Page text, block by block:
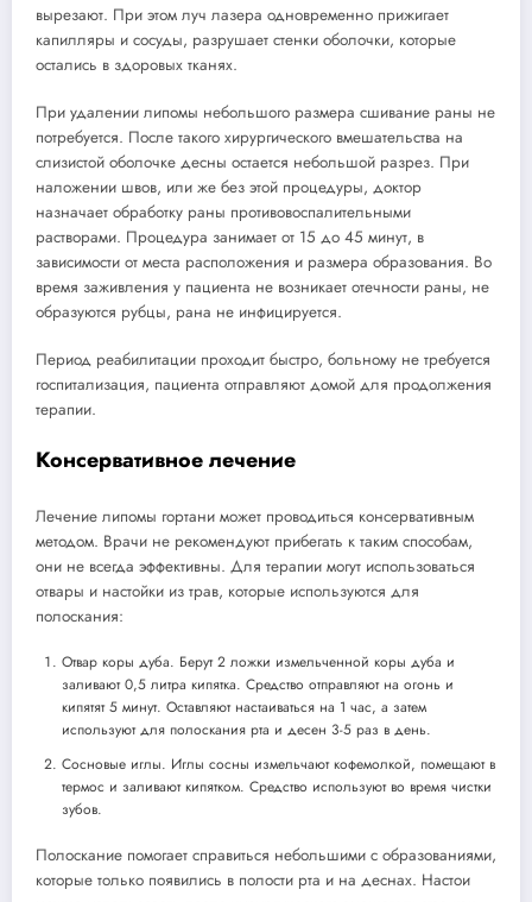
вырезают. При этом луч лазера одновременно прижигает
капилляры и сосуды, разрушает стенки оболочки, которые
остались в здоровых тканях.
При удалении липомы небольшого размера сшивание раны не
потребуется. После такого хирургического вмешательства на
слизистой оболочке десны остается небольшой разрез. При
наложении швов, или же без этой процедуры, доктор
назначает обработку раны противовоспалительными
растворами. Процедура занимает от 15 до 45 минут, в
зависимости от места расположения и размера образования. Во
время заживления у пациента не возникает отечности раны, не
образуются рубцы, рана не инфицируется.
Период реабилитации проходит быстро, больному не требуется
госпитализация, пациента отправляют домой для продолжения
терапии.
Консервативное лечение
Лечение липомы гортани может проводиться консервативным
методом. Врачи не рекомендуют прибегать к таким способам,
они не всегда эффективны. Для терапии могут использоваться
отвары и настойки из трав, которые используются для
полоскания:
Отвар коры дуба. Берут 2 ложки измельченной коры дуба и
заливают 0,5 литра кипятка. Средство отправляют на огонь и
кипятят 5 минут. Оставляют настаиваться на 1 час, а затем
используют для полоскания рта и десен 3-5 раз в день.
Сосновые иглы. Иглы сосны измельчают кофемолкой, помещают в
термос и заливают кипятком. Средство используют во время чистки
зубов.
Полоскание помогает справиться небольшими с образованиями,
которые только появились в полости рта и на деснах. Настои